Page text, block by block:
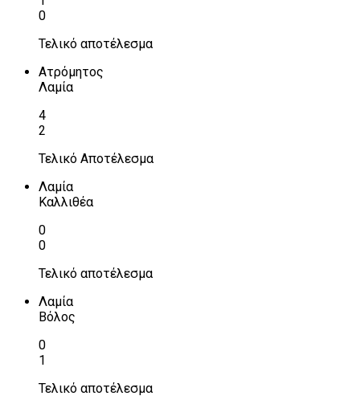
0
Τελικό αποτέλεσμα
Ατρόμητος
Λαμία
4
2
Τελικό Αποτέλεσμα
Λαμία
Καλλιθέα
0
0
Τελικό αποτέλεσμα
Λαμία
Βόλος
0
1
Τελικό αποτέλεσμα